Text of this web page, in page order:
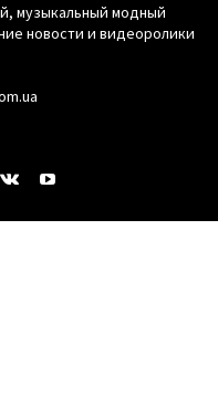
музыкальный модный
новости и видеоролики